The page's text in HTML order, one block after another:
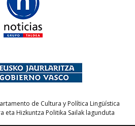
de Cultura y Política Lingüística
eta Hizkuntza Politika Sailak lagunduta